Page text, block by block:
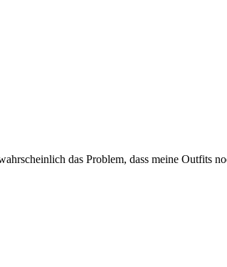
das Problem, dass meine Outfits